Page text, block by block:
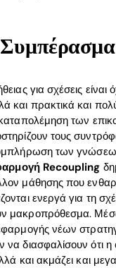
Συμπέρασμα
για σχέσεις είναι
και πρακτικά και
των
τους
των
Recoupling
μάθησης που
ενεργά για τη
μακροπρόθεσμα.
νέων
διασφαλίσουν ότι η
και ακμάζει και